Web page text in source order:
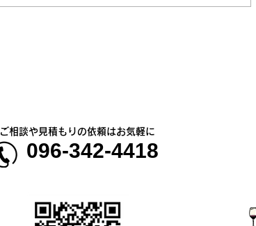
ご相談や見積もりの依頼はお気軽に
096-342-4418